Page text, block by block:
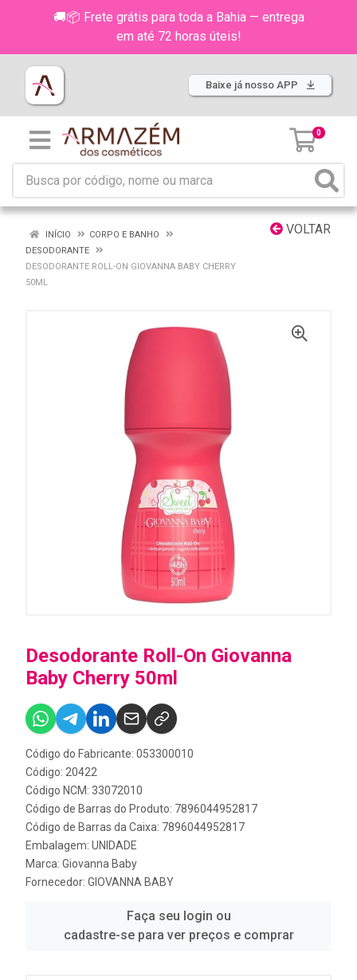
🚚📦 Frete grátis para toda a Bahia — entrega
em até 72 horas úteis!
Baixe já nosso APP
0
VOLTAR
INÍCIO
CORPO E BANHO
DESODORANTE
DESODORANTE ROLL-ON GIOVANNA BABY CHERRY
50ML
Desodorante Roll-On Giovanna
Baby Cherry 50ml
Código do Fabricante: 053300010
Código: 20422
Código NCM: 33072010
Código de Barras do Produto: 7896044952817
Código de Barras da Caixa: 7896044952817
Embalagem: UNIDADE
Marca: Giovanna Baby
Fornecedor: GIOVANNA BABY
Faça seu login ou
cadastre-se para ver preços e comprar